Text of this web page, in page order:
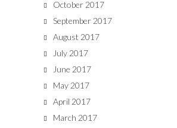
October 2017
September 2017
August 2017
July 2017
June 2017
May 2017
April 2017
March 2017